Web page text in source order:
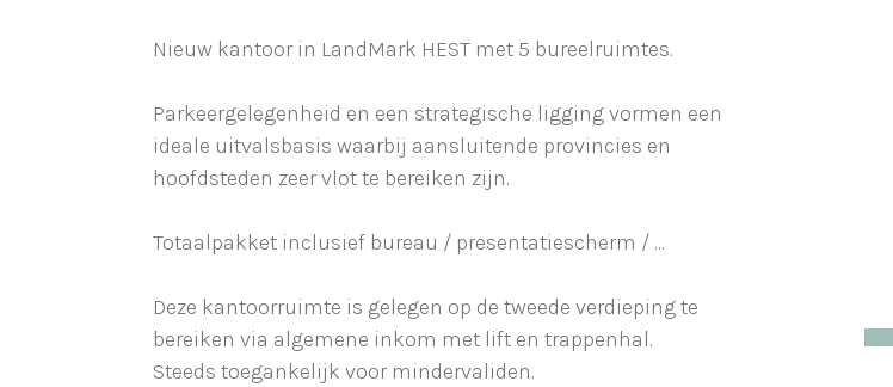
Nieuw kantoor in LandMark HEST met 5 bureelruimtes.
Parkeergelegenheid en een strategische ligging vormen een
ideale uitvalsbasis waarbij aansluitende provincies en
hoofdsteden zeer vlot te bereiken zijn.
Totaalpakket inclusief bureau / presentatiescherm / ...
Deze kantoorruimte is gelegen op de tweede verdieping te
bereiken via algemene inkom met lift en trappenhal.
Steeds toegankelijk voor mindervaliden.